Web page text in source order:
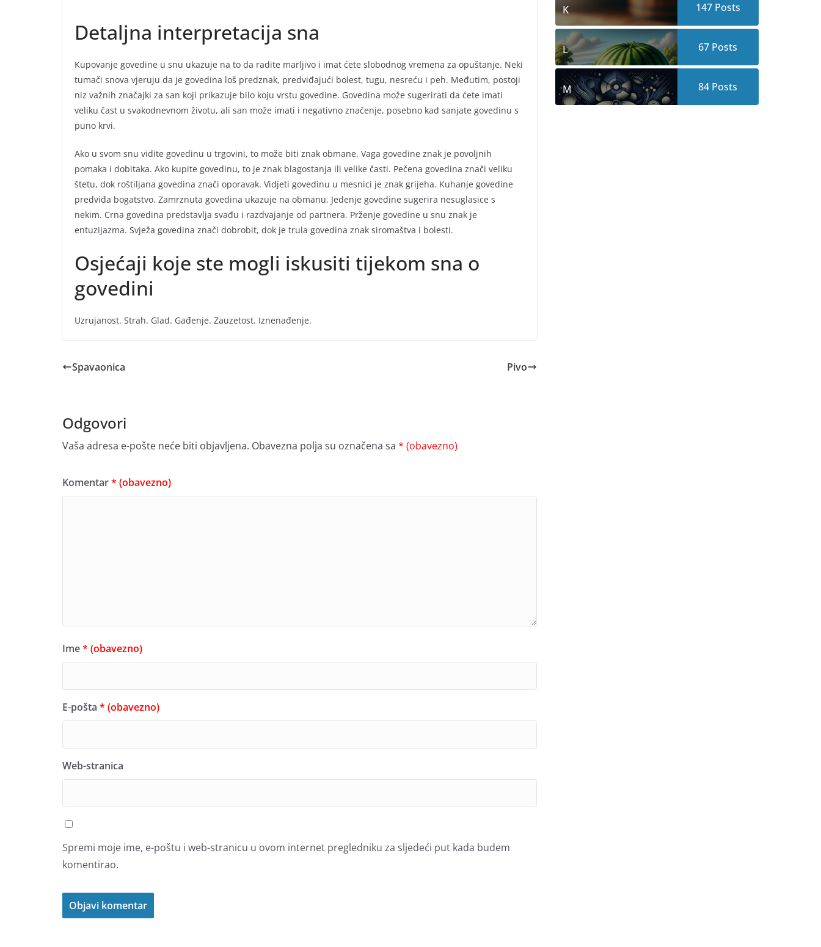
Detaljna interpretacija sna
Kupovanje govedine u snu ukazuje na to da radite marljivo i imat ćete slobodnog vremena za opuštanje. Neki
tumači snova vjeruju da je govedina loš predznak, predviđajući bolest, tugu, nesreću i peh. Međutim, postoji
niz važnih značajki za san koji prikazuje bilo koju vrstu govedine. Govedina može sugerirati da ćete imati
veliku čast u svakodnevnom životu, ali san može imati i negativno značenje, posebno kad sanjate govedinu s
puno krvi.
Ako u svom snu vidite govedinu u trgovini, to može biti znak obmane. Vaga govedine znak je povoljnih
pomaka i dobitaka. Ako kupite govedinu, to je znak blagostanja ili velike časti. Pečena govedina znači veliku
štetu, dok roštiljana govedina znači oporavak. Vidjeti govedinu u mesnici je znak grijeha. Kuhanje govedine
predviđa bogatstvo. Zamrznuta govedina ukazuje na obmanu. Jedenje govedine sugerira nesuglasice s
nekim. Crna govedina predstavlja svađu i razdvajanje od partnera. Prženje govedine u snu znak je
entuzijazma. Svježa govedina znači dobrobit, dok je trula govedina znak siromaštva i bolesti.
Osjećaji koje ste mogli iskusiti tijekom sna o
govedini
Uzrujanost. Strah. Glad. Gađenje. Zauzetost. Iznenađenje.
Spavaonica Pivo
Odgovori
Vaša adresa e-pošte neće biti objavljena. Obavezna polja su označena sa * (obavezno)
Komentar* (obavezno)
Ime* (obavezno)
E-pošta * (obavezno)
Web-stranica
Spremi moje ime, e-poštu i web-stranicu u ovom internet pregledniku za sljedeći put kada budem
komentirao.
K 147Posts
L 67 Posts
M 84 Posts